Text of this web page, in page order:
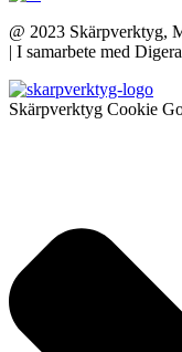
@ 2023 Skärpverktyg,
| I samarbete med
Skärpverktyg Cookie